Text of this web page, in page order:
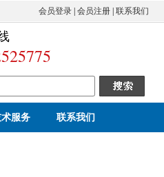
会员登录| 会员注册| 联系我们
服务 联系我们